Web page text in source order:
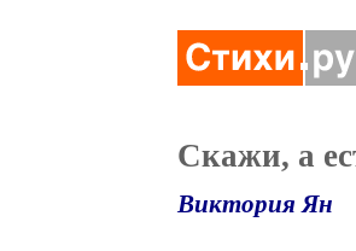
Скажи, а
Виктория Ян